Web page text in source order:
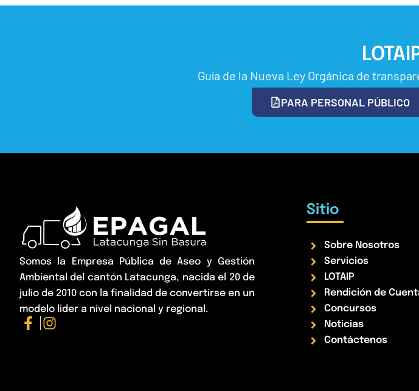
Guía de la Nueva Ley Orgánica de
PARA PERSONAL PÚBLICO
Somos la Empresa Pública de Aseo y Gestión
Ambiental del cantón Latacunga, nacida el 20 de
julio de 2010 con la finalidad de convertirse en un
modelo lider a nivel nacional y regional.
Sitio
Sobre Nosotros
Servicios
LOTAIP
Rendición de
Concursos
Noticias
Contáctenos